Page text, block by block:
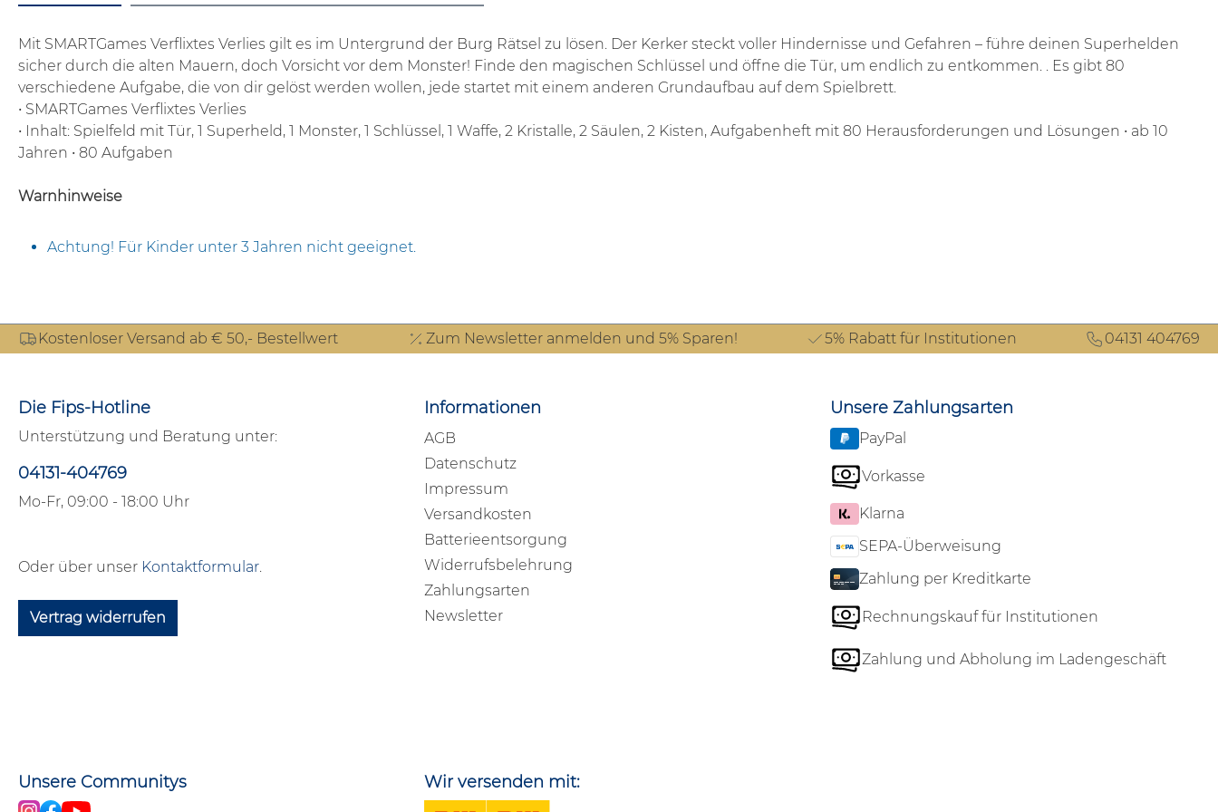
Mit SMARTGames Verflixtes Verlies gilt es im Untergrund der Burg Rätsel zu lösen. Der Kerker steckt voller Hindernisse und Gefahren – führe deinen Superhelden
sicher durch die alten Mauern, doch Vorsicht vor dem Monster! Finde den magischen Schlüssel und öffne die Tür, um endlich zu entkommen. . Es gibt 80
verschiedene Aufgabe, die von dir gelöst werden wollen, jede startet mit einem anderen Grundaufbau auf dem Spielbrett.
• SMARTGames Verflixtes Verlies
• Inhalt: Spielfeld mit Tür, 1 Superheld, 1 Monster, 1 Schlüssel, 1 Waffe, 2 Kristalle, 2 Säulen, 2 Kisten, Aufgabenheft mit 80 Herausforderungen und Lösungen • ab 10
Jahren • 80 Aufgaben
Warnhinweise
Achtung! Für Kinder unter 3 Jahren nicht geeignet.
Kostenloser Versand ab € 50,- Bestellwert Zum Newsletter anmelden und 5% Sparen! 5% Rabatt für Institutionen 04131 404769
Die Fips-Hotline
Unterstützung und Beratung unter:
04131-404769
Mo-Fr, 09:00 - 18:00 Uhr
Oder über unser Kontaktformular.
Vertrag widerrufen
Informationen
AGB
Datenschutz
Impressum
Versandkosten
Batterieentsorgung
Widerrufsbelehrung
Zahlungsarten
Newsletter
Unsere Zahlungsarten
PayPal
Vorkasse
Klarna
SEPA-Überweisung
Zahlung per Kreditkarte
Rechnungskauf für Institutionen
Zahlung und Abholung im Ladengeschäft
Unsere Communitys Wir versenden mit: